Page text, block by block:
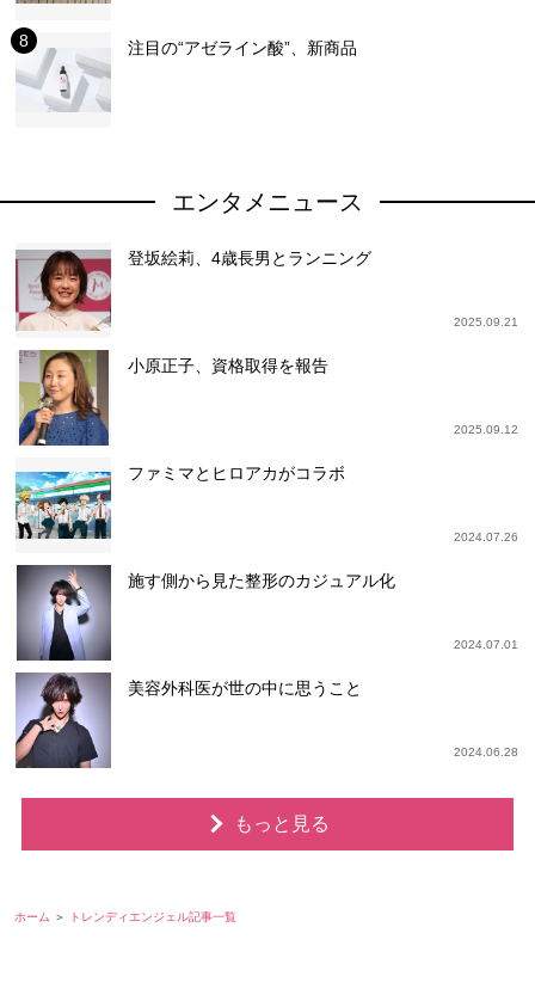
注目の“アゼライン酸”、新商品
エンタメニュース
登坂絵莉、4歳長男とランニング
2025.09.21
小原正子、資格取得を報告
2025.09.12
ファミマとヒロアカがコラボ
2024.07.26
施す側から見た整形のカジュアル化
2024.07.01
美容外科医が世の中に思うこと
2024.06.28
もっと見る
ホーム トレンディエンジェル記事一覧